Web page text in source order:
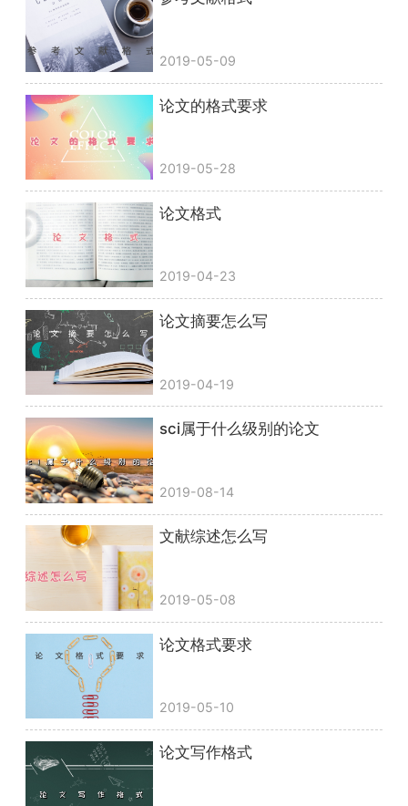
2019-05-09
论文的格式要求
2019-05-28
论文格式
2019-04-23
论文摘要怎么写
2019-04-19
sci属于什么级别的论文
2019-08-14
文献综述怎么写
2019-05-08
论文格式要求
2019-05-10
论文写作格式